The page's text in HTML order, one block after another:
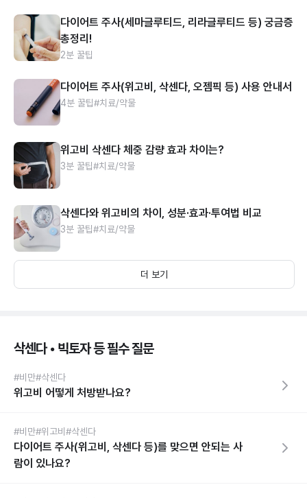
다이어트 주사(세마글루티드, 리라글루티드 등) 궁금증
총정리!
2분 꿀팁
다이어트 주사(위고비, 삭센다, 오젬픽 등) 사용 안내서
4분 꿀팁#치료/약물
위고비 삭센다 체중 감량 효과 차이는?
3분 꿀팁#치료/약물
삭센다와 위고비의 차이, 성분·효과·투여법 비교
3분 꿀팁#치료/약물
더 보기
삭센다 • 빅토자 등 필수 질문
#비만#삭센다
위고비 어떻게 처방받나요?
#비만#위고비 #삭센다
다이어트 주사(위고비, 삭센다 등)를 맞으면 안되는 사
람이 있나요?